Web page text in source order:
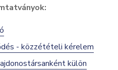
- közzétételi kérelem
külön